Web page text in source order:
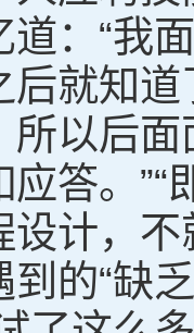
道：“我
后就知
所以后
答。
计，
的“缺